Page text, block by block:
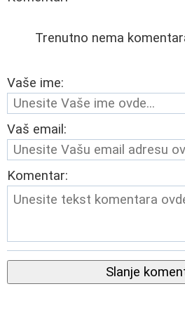
Trenutno nema
Vaše ime:
Vaš email:
Komentar:
Slanje